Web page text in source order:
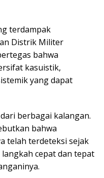
terdampak
Distrik Militer
bahwa
kasuistik,
yang dapat
berbagai kalangan.
bahwa
telah terdeteksi sejak
cepat dan tepat